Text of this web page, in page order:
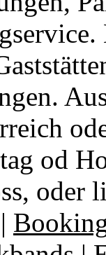
od
oder
|